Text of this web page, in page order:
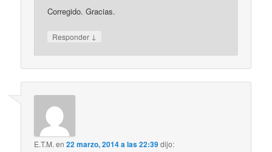
Corregido. Gracias.
Responder ↓
E.T.M. en22 marzo, 2014 a las 22:39dijo: